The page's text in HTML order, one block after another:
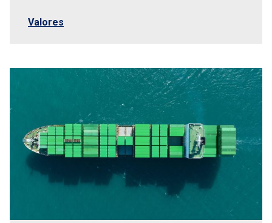
Valores